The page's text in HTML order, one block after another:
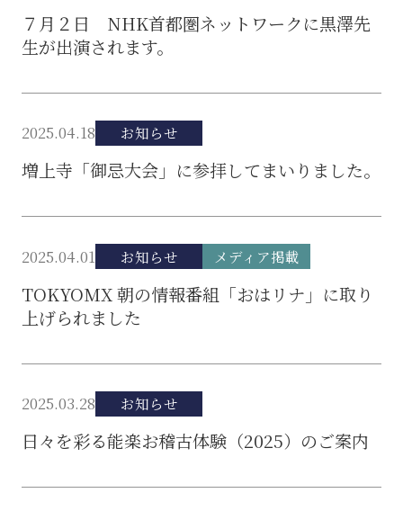
７月２日 NHK首都圏ネットワークに黒澤先
生が出演されます。
2025.04.18 お知らせ
増上寺「御忌大会」に参拝してまいりました。
2025.04.01 お知らせ メディア掲載
TOKYOMX 朝の情報番組「おはリナ」に取り
上げられました
2025.03.28 お知らせ
日々を彩る能楽お稽古体験（2025）のご案内